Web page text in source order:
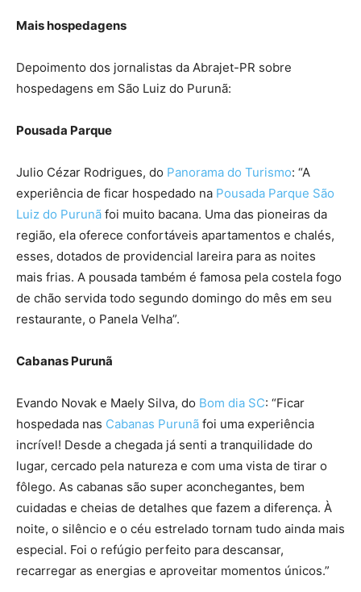
Mais hospedagens
Depoimento dos jornalistas da Abrajet-PR sobre
hospedagens em São Luiz do Purunã:
Pousada Parque
Julio Cézar Rodrigues, do Panorama do Turismo: “A
experiência de ficar hospedado na Pousada Parque São
Luiz do Purunã foi muito bacana. Uma das pioneiras da
região, ela oferece confortáveis apartamentos e chalés,
esses, dotados de providencial lareira para as noites
mais frias. A pousada também é famosa pela costela fogo
de chão servida todo segundo domingo do mês em seu
restaurante, o Panela Velha”.
Cabanas Purunã
Evando Novak e Maely Silva, do Bom dia SC: “Ficar
hospedada nas Cabanas Purunã foi uma experiência
incrível! Desde a chegada já senti a tranquilidade do
lugar, cercado pela natureza e com uma vista de tirar o
fôlego. As cabanas são super aconchegantes, bem
cuidadas e cheias de detalhes que fazem a diferença. À
noite, o silêncio e o céu estrelado tornam tudo ainda mais
especial. Foi o refúgio perfeito para descansar,
recarregar as energias e aproveitar momentos únicos.”